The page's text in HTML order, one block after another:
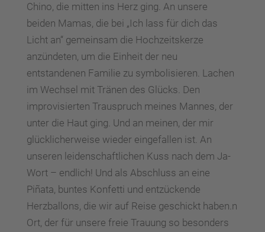
Chino, die mitten ins Herz ging. An unsere
beiden Mamas, die bei „Ich lass für dich das
Licht an“ gemeinsam die Hochzeitskerze
anzündeten, um die Einheit der neu
entstandenen Familie zu symbolisieren. Lachen
im Wechsel mit Tränen des Glücks. Den
improvisierten Trauspruch meines Mannes, der
unter die Haut ging. Und an meinen, der mir
glücklicherweise wieder eingefallen ist. An
unseren leidenschaftlichen Kuss nach dem Ja-
Wort – endlich! Und als Abschluss an eine
Piñata, buntes Konfetti und entzückende
Herzballons, die wir auf Reise geschickt haben.n
Ort, der für unsere freie Trauung so besonders